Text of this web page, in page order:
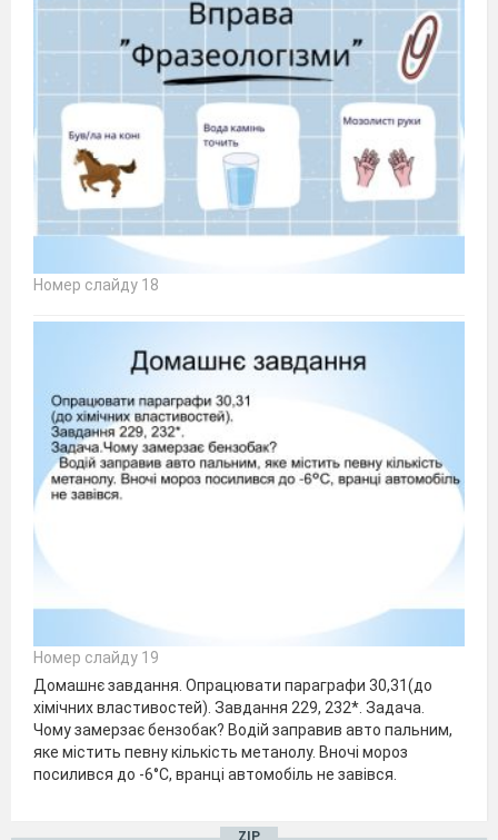
Номер слайду 18
Номер слайду 19
Домашнє завдання. Опрацювати параграфи 30,31(до
хімічних властивостей). Завдання 229, 232*. Задача.
Чому замерзає бензобак? Водій заправив авто пальним,
яке містить певну кількість метанолу. Вночі мороз
посилився до -6°С, вранці автомобіль не завівся.